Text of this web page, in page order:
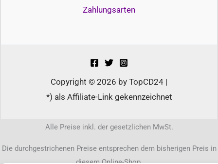
Zahlungsarten
Copyright © 2026 by TopCD24 |
*) als Affiliate-Link gekennzeichnet
Alle Preise inkl. der gesetzlichen MwSt.
Die durchgestrichenen Preise entsprechen dem bisherigen Preis in